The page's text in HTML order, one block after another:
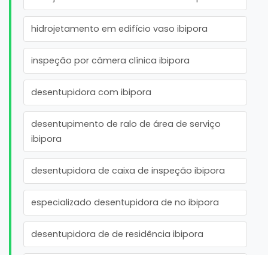
hidrojetamento em edifício vaso ibipora
inspeção por câmera clínica ibipora
desentupidora com ibipora
desentupimento de ralo de área de serviço
ibipora
desentupidora de caixa de inspeção ibipora
especializado desentupidora de no ibipora
desentupidora de de residência ibipora